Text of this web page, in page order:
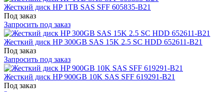
Жесткий диск HP 1TB SAS SFF 605835-B21
Под заказ
Запросить под заказ
Жесткий диск HP 300GB SAS 15K 2.5 SC HDD 652611-B21
Под заказ
Запросить под заказ
Жесткий диск HP 900GB 10K SAS SFF 619291-B21
Под заказ